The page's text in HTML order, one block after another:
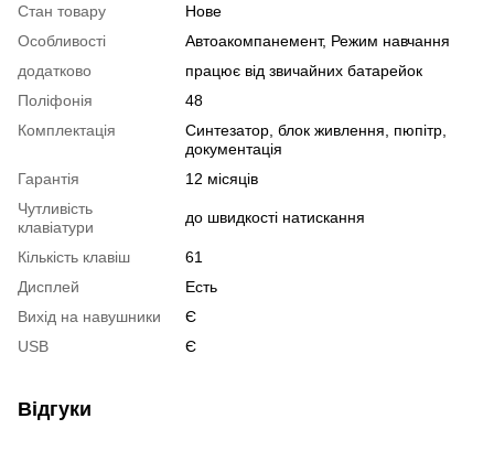
Стан товару
Нове
Особливості
Автоакомпанемент, Режим навчання
додатково
працює від звичайних батарейок
Поліфонія
48
Комплектація
Синтезатор, блок живлення, пюпітр,
документація
Гарантія
12 місяців
Чутливість
клавіатури
до швидкості натискання
Кількість клавіш
61
Дисплей
Есть
Вихід на навушники
Є
USB
Є
Відгуки